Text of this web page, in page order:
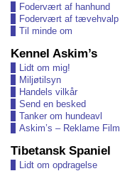
Fodervært af hanhund
Fodervært af tævehvalp
Til minde om
Kennel Askim’s
Lidt om mig!
Miljøtilsyn
Handels vilkår
Send en besked
Tanker om hundeavl
Askim’s – Reklame Film
Tibetansk Spaniel
Lidt om opdragelse